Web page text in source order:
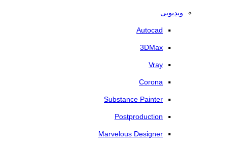
ویدیویی
Autocad
3DMax
Vray
Corona
Substance Painter
Postproduction
Marvelous Designer